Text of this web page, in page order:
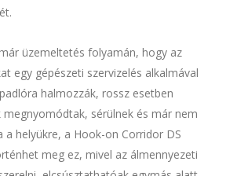
üzemeltetés folyamán, hogy az
egy gépészeti szervizelés alkalmával
halmozzák, rossz esetben
megnyomódtak, sérülnek és már nem
a helyükre, a Hook-on Corridor DS
meg ez, mivel az álmennyezeti